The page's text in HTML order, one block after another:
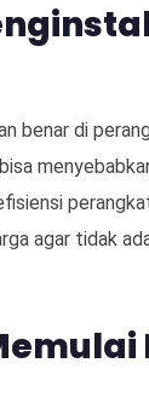
benar di
agar tidak